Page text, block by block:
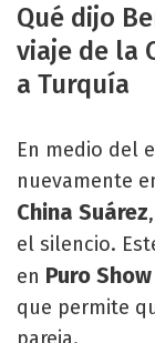
Qué dijo
viaje de la
a Turquía
En medio del
nuevamente
China Suárez,
el silencio.
en Puro
que permite